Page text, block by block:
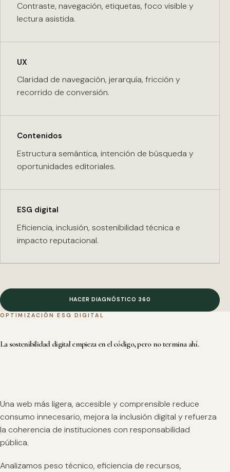
Contraste, navegación, etiquetas, foco visible y
lectura asistida.
UX
Claridad de navegación, jerarquía, fricción y
recorrido de conversión.
Contenidos
Estructura semántica, intención de búsqueda y
oportunidades editoriales.
ESG digital
Eficiencia, inclusión, sostenibilidad técnica e
impacto reputacional.
HACER DIAGNÓSTICO 360
OPTIMIZACIÓN ESG DIGITAL
La sostenibilidad digital empieza en el código, pero no termina ahí.
Una web más ligera, accesible y comprensible reduce
consumo innecesario, mejora la inclusión digital y refuerza
la coherencia de instituciones con responsabilidad
pública.
Analizamos peso técnico, eficiencia de recursos,